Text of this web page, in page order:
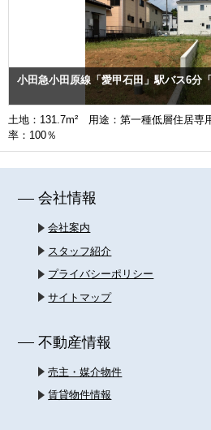
小田急小田原線「愛甲石田」駅バス6分
土地：131.7m² 用途：第一種低層住居
率：100％
会社情報
会社案内
スタッフ紹介
プライバシーポリシー
サイトマップ
不動産情報
売主・媒介物件
賃貸物件情報